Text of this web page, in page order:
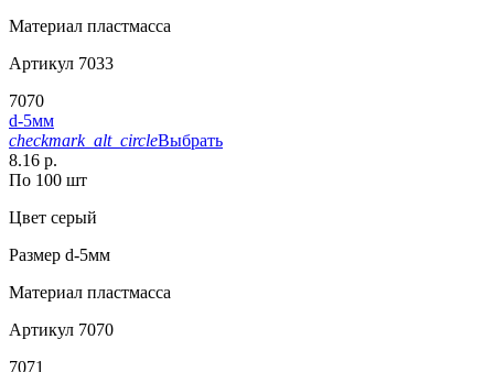
Материал пластмасса
Артикул 7033
7070
d-5мм
checkmark_alt_circleВыбрать
8.16 р.
По 100 шт
Цвет серый
Размер d-5мм
Материал пластмасса
Артикул 7070
7071